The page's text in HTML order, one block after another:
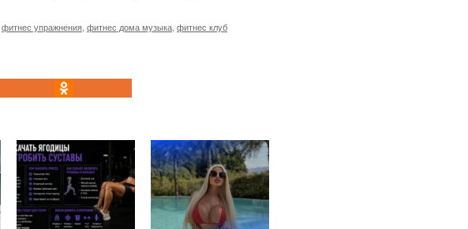
фитнес упражнения фитнес дома музыка фитнес клуб